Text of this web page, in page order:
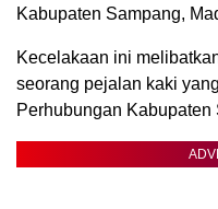
Kabupaten Sampang,
Kecelakaan ini
seorang pejalan kaki
Perhubungan Kabupaten